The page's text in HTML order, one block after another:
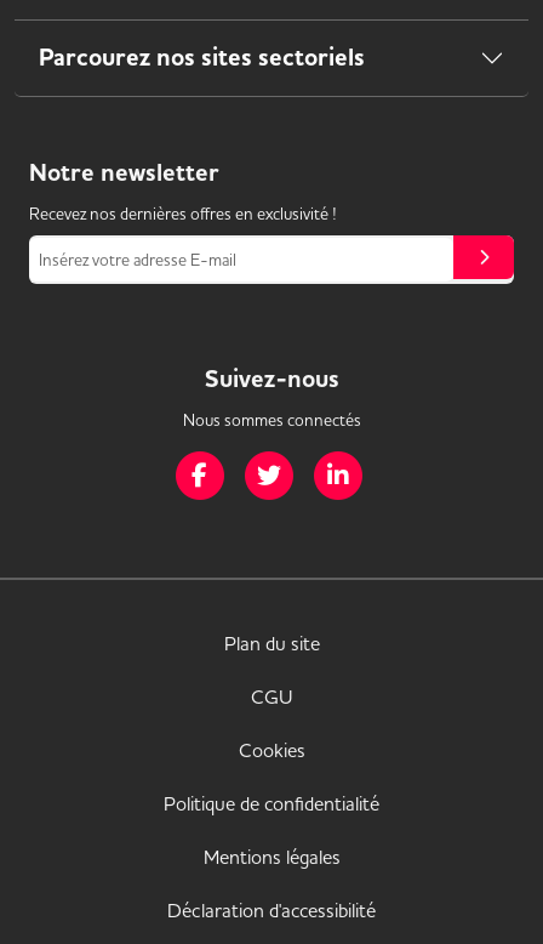
Parcourez nos sites sectoriels
Notre newsletter
Recevez nos dernières offres en exclusivité !
Insérez votre adresse E-mail
Suivez-nous
Nous sommes connectés
Page Facebook de Mission Handicap
Page Twitter de Mission Handicap
Plan du site
CGU
Cookies
Politique de confidentialité
Mentions légales
Déclaration d'accessibilité